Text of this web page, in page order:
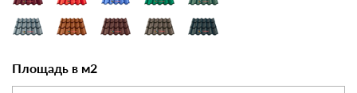
Площадь в м2